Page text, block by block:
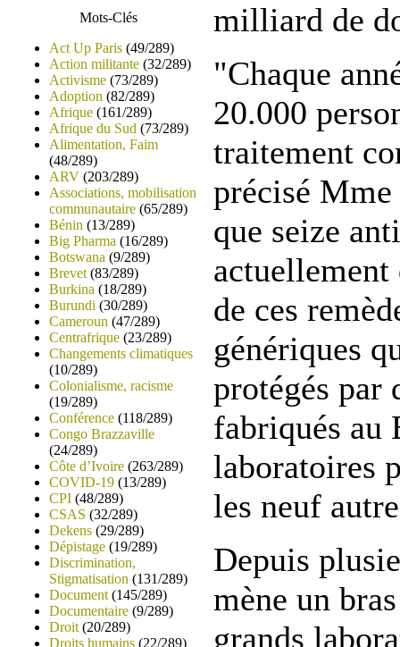
Mots-Clés
Act Up Paris (49/289)
Action militante (32/289)
Activisme (73/289)
Adoption (82/289)
Afrique (161/289)
Afrique du Sud (73/289)
Alimentation, Faim
(48/289)
ARV (203/289)
Associations, mobilisation
communautaire (65/289)
Bénin (13/289)
Big Pharma (16/289)
Botswana (9/289)
Brevet (83/289)
Burkina (18/289)
Burundi (30/289)
Cameroun (47/289)
Centrafrique (23/289)
Changements climatiques
(10/289)
Colonialisme, racisme
(19/289)
Conférence (118/289)
Congo Brazzaville
(24/289)
Côte d’Ivoire (263/289)
COVID-19 (13/289)
CPI (48/289)
CSAS (32/289)
Dekens (29/289)
Dépistage (19/289)
Discrimination,
Stigmatisation (131/289)
Document (145/289)
Documentaire (9/289)
Droit (20/289)
Droits humains (22/289)
milliard de
"Chaque
20.000
traitement
précisé
que seize
de ces
génériques
protégés par
fabriqués au
laboratoires
les neuf
Depuis
mène un
grands